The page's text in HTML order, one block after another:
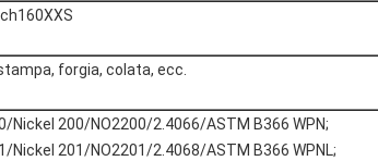
forgia, colata, ecc.
Nickel 200/NO2200/2.4066/ASTM B366 WPN;
Nickel 201/NO2201/2.4068/ASTM B366 WPNL;